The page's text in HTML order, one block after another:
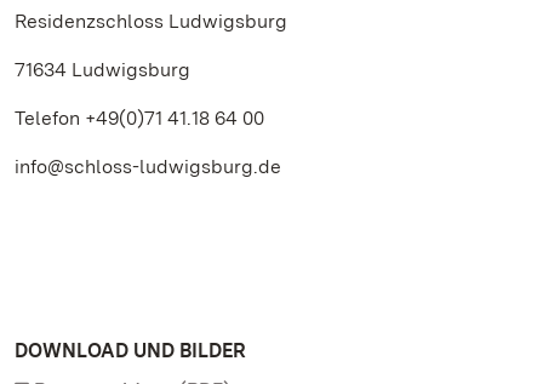
Residenzschloss Ludwigsburg
71634 Ludwigsburg
Telefon +49(0)71 41.18 64 00
info@schloss-ludwigsburg.de
DOWNLOAD UND BILDER